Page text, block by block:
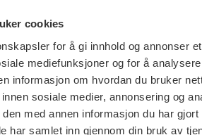
cookies
for å gi innhold og annonser
mediefunksjoner og for å
informasjon om hvordan du bruker
sosiale medier, annonsering og
med annen informasjon du har gjort
har samlet inn gjennom din bruk av
Vi skal stå opp for trygghet og
Kvisvik og Faugli gjenvalgt